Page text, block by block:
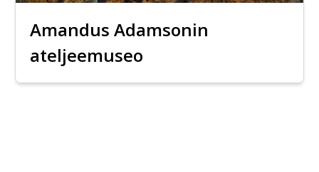
Amandus Adamsonin
ateljeemuseo